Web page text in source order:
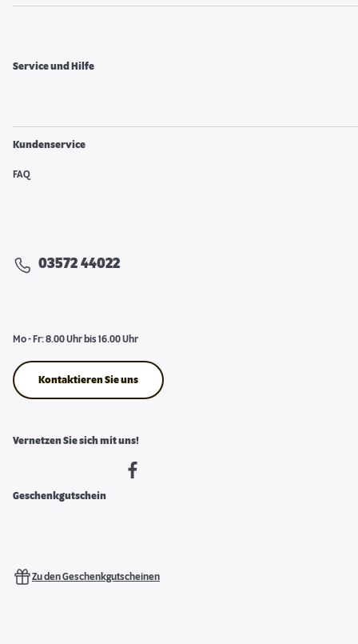
Service und Hilfe
Kundenservice
FAQ
03572 44022
Mo - Fr: 8.00 Uhr bis 16.00 Uhr
Kontaktieren Sie uns
Vernetzen Sie sich mit uns!
Geschenkgutschein
Zu den Geschenkgutscheinen